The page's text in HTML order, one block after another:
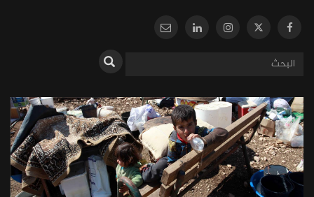
مجلة الصحافة
إصداراتنا
معارف إعلامية
شركاؤنا